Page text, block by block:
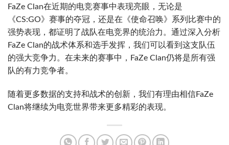
FaZe Clan在近期的电竞赛事中表现亮眼，无论是
《CS:GO》赛事的夺冠，还是在《使命召唤》系列比赛中的
强势表现，都证明了战队在电竞界的统治力。通过深入分析
FaZe Clan的战术体系和选手发挥，我们可以看到这支队伍
的强大竞争力。在未来的赛事中，FaZe Clan仍将是所有强
队的有力竞争者。
随着更多数据的支持和战术的创新，我们有理由相信FaZe
Clan将继续为电竞世界带来更多精彩的表现。